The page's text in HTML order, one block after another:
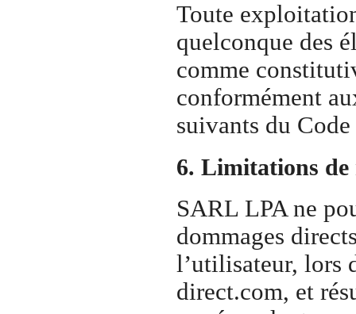
Toute
quelconque des
comme
conformément
suivants du
6. Limitations de
SARL LPA ne
dommages
l’utilisateur, lors
direct.com, et